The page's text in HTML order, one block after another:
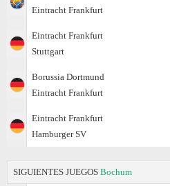
Eintracht Frankfurt
Eintracht Frankfurt
Stuttgart
Borussia Dortmund
Eintracht Frankfurt
Eintracht Frankfurt
Hamburger SV
SIGUIENTES JUEGOS Bochum